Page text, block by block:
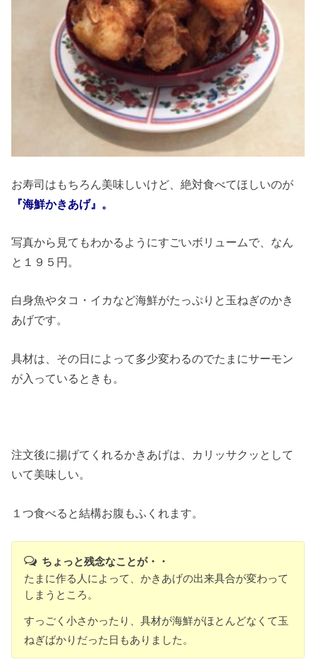
お寿司はもちろん美味しいけど、絶対食べてほしいのが
『海鮮かきあげ』。
写真から見てもわかるようにすごいボリュームで、なん
と１９５円。
白身魚やタコ・イカなど海鮮がたっぷりと玉ねぎのかき
あげです。
具材は、その日によって多少変わるのでたまにサーモン
が入っているときも。
注文後に揚げてくれるかきあげは、カリッサクッとして
いて美味しい。
１つ食べると結構お腹もふくれます。
ちょっと残念なことが・・
たまに作る人によって、かきあげの出来具合が変わって
しまうところ。
すっごく小さかったり、具材が海鮮がほとんどなくて玉
ねぎばかりだった日もありました。